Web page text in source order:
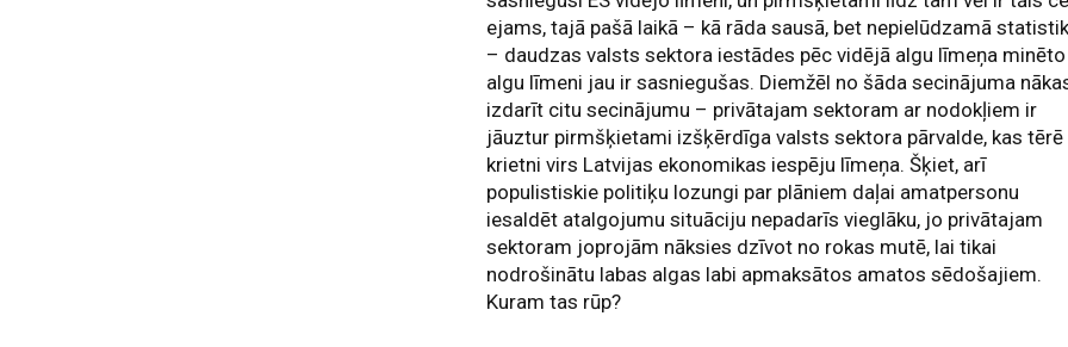
ejams, tajā pašā laikā – kā rāda sausā, bet nepielūdzamā
– daudzas valsts sektora iestādes pēc vidējā algu līmeņa minēto
algu līmeni jau ir sasniegušas. Diemžēl no šāda secinājuma
izdarīt citu secinājumu – privātajam sektoram ar nodokļiem ir
jāuztur pirmšķietami izšķērdīga valsts sektora pārvalde, kas tērē
krietni virs Latvijas ekonomikas iespēju līmeņa. Šķiet, arī
populistiskie politiķu lozungi par plāniem daļai amatpersonu
iesaldēt atalgojumu situāciju nepadarīs vieglāku, jo privātajam
sektoram joprojām nāksies dzīvot no rokas mutē, lai tikai
nodrošinātu labas algas labi apmaksātos amatos sēdošajiem.
Kuram tas rūp?